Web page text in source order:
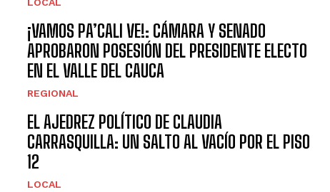
¡VAMOS PA’CALI VE!: CÁMARA Y SENADO
APROBARON POSESIÓN DEL PRESIDENTE ELECTO
EN EL VALLE DEL CAUCA
REGIONAL
EL AJEDREZ POLÍTICO DE CLAUDIA
CARRASQUILLA: UN SALTO AL VACÍO POR EL PISO
12
LOCAL